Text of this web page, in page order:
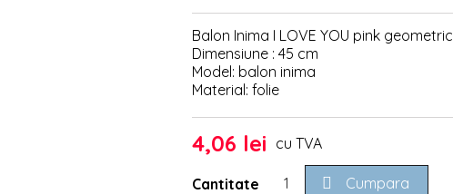
Balon Inima I LOVE YOU pink geometric
Dimensiune : 45 cm
Model: balon inima
Material: folie
4,06 lei cu TVA
Cantitate  Cumpara